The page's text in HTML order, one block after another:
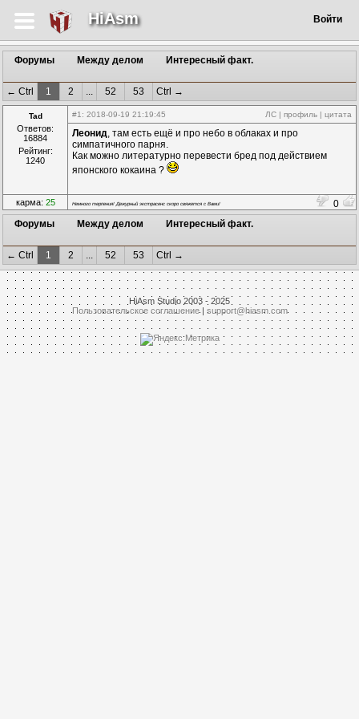
HiAsm Войти
Форумы Между делом Интересный факт.
← Ctrl 1 2 ... 52 53 Ctrl →
Tad
Ответов:
16884
Рейтинг:
1240
#1 : 2018-09-19 21:19:45 ЛС | профиль | цитата
Леонид, там есть ещё и про небо в облаках и про
симпатичного парня.
Как можно литературно перевести бред под действием
японского кокаина ?
карма: 25 Немного терпения! Дежурный экстрасенс скоро свяжется с Вами!
0
Форумы
Между делом Интересный факт.
← Ctrl 1 2 ... 52 53 Ctrl →
HiAsm Studio 2003 - 2025
Пользовательское соглашение| support@hiasm.com